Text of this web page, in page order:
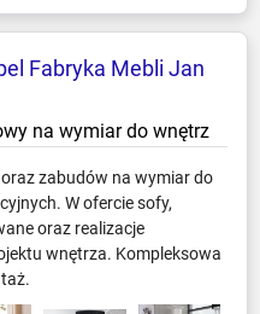
Fabryka Mebli Jan
na wymiar do wnętrz
zabudów na wymiar do
W ofercie sofy,
oraz realizacje
wnętrza. Kompleksowa